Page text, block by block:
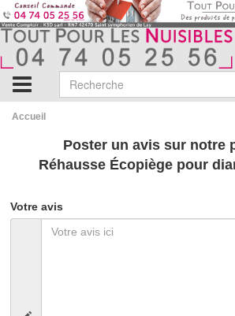
Accueil
Poster un avis sur notre
Réhausse Écopiège pour
Votre avis